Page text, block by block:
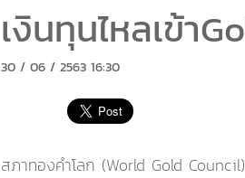
เงินทุนไหลเข้า
30 / 06 / 2563 16:30
สภาทองคำโลก (World Gold